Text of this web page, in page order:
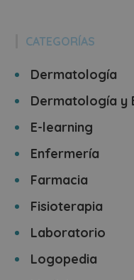
CATEGORÍAS
Dermatología
Dermatología y
E-learning
Enfermería
Farmacia
Fisioterapia
Laboratorio
Logopedia